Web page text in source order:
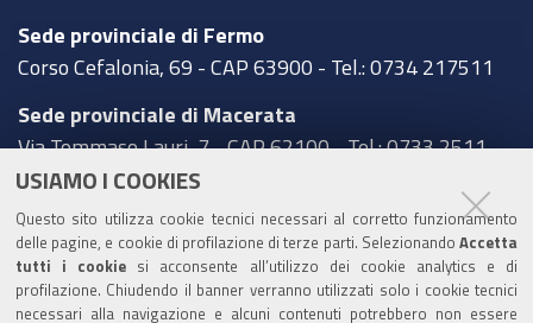
USIAMO I COOKIES
Questo sito utilizza cookie tecnici necessari al corretto funzionamento
delle pagine, e cookie di profilazione di terze parti. Selezionando Accetta
tutti i cookie si acconsente all’utilizzo dei cookie analytics e di
profilazione. Chiudendo il banner verranno utilizzati solo i cookie tecnici
necessari alla navigazione e alcuni contenuti potrebbero non essere
Sede provinciale di Fermo
Corso Cefalonia, 69 - CAP 63900 - Tel.: 0734 217511
Sede provinciale di Macerata
Via Tommaso Lauri, 7 - CAP 62100 - Tel.: 0733 2511
Sede provinciale di Pesaro Urbino
Corso XI Settembre, 116 - CAP 61121 - Tel.: 0721
3571
TRASPARENZA